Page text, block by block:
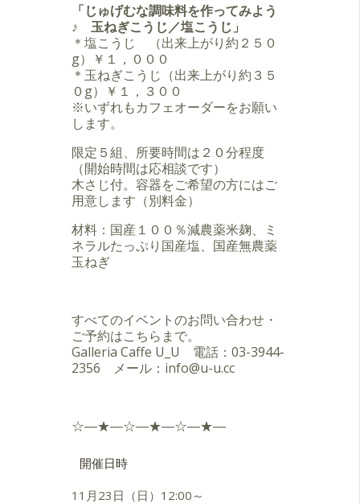
「じゅげむな調味料を作ってみよう
♪ 玉ねぎこうじ／塩こうじ」
＊塩こうじ （出来上がり約２５０
g）￥１，０００
＊玉ねぎこうじ（出来上がり約３５
０g）￥１，３００
※いずれもカフェオーダーをお願い
します。
限定５組、所要時間は２０分程度
（開始時間は応相談です）
木さじ付。容器をご希望の方にはご
用意します（別料金）
材料：国産１００％減農薬米麹、ミ
ネラルたっぷり国産塩、国産無農薬
玉ねぎ
すべてのイベントのお問い合わせ・
ご予約はこちらまで。
Galleria Caffe U_U 電話：03-3944-
2356 メール：info@u-u.cc
☆―★―☆―★―☆―★―
開催日時
11月23日（日）12:00～